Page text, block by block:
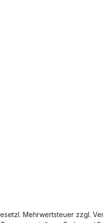
Mehrwertsteuer zzgl.